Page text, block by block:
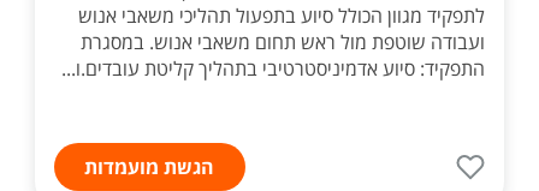
לתפקיד מגוון הכולל סיוע בתפעול תהליכי משאבי אנוש
ועבודה שוטפת מול ראש תחום משאבי אנוש. במסגרת
התפקיד: סיוע אדמיניסטרטיבי בתהליך קליטת עובדים.ו...
הגשת מועמדות